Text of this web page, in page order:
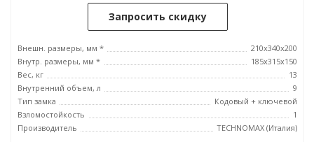
Запросить скидку
Внешн. размеры, мм *
210x340x200
Внутр. размеры, мм *
185х315х150
Вес, кг
13
Внутренний объем, л
9
Тип замка
Кодовый + ключевой
Взломостойкость
1
Производитель
TECHNOMAX (Италия)